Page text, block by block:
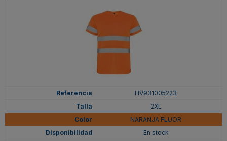
HV931005223
2XL
NARANJA FLUOR
En stock